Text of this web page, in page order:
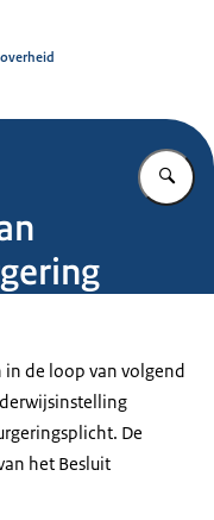
de loop van volgend
De
het Besluit